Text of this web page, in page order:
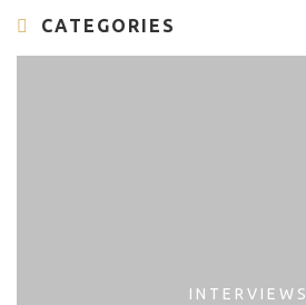
CATEGORIES
INTERVIEWS